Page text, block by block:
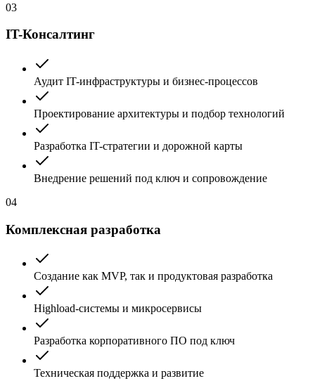
03
IT-Консалтинг
Аудит IT-инфраструктуры и бизнес-процессов
Проектирование архитектуры и подбор технологий
Разработка IT-стратегии и дорожной карты
Внедрение решений под ключ и сопровождение
04
Комплексная разработка
Создание как MVP, так и продуктовая разработка
Highload-системы и микросервисы
Разработка корпоративного ПО под ключ
Техническая поддержка и развитие